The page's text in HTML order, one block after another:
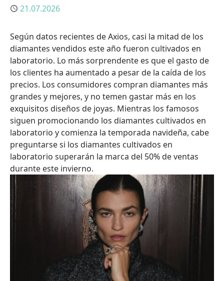
Publicado
21.07.2026
Según datos recientes de Axios, casi la mitad de los
diamantes vendidos este año fueron cultivados en
laboratorio. Lo más sorprendente es que el gasto de
los clientes ha aumentado a pesar de la caída de los
precios. Los consumidores compran diamantes más
grandes y mejores, y no temen gastar más en los
exquisitos diseños de joyas. Mientras los famosos
siguen promocionando los diamantes cultivados en
laboratorio y comienza la temporada navideña, cabe
preguntarse si los diamantes cultivados en
laboratorio superarán la marca del 50% de ventas
durante este invierno.